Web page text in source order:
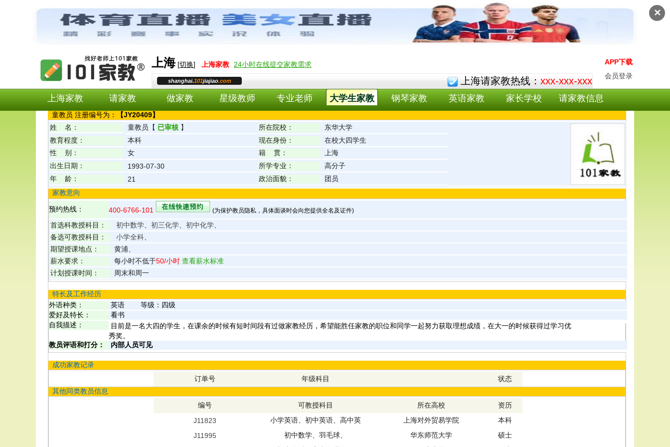
✕
上海[切换] 上海家教 24小时在线提交家教需求
shanghai.101jiajiao.com 上海请家教热线： xxx-xxx-xxx
APP下载
会员登录
上海家教 请家教 做家教 星级教师 专业老师 大学生家教 钢琴家教 英语家教 家长学校 请家教信息
童教员 注册编号为： 【JY20409】
姓 名：
童教员 【 已审核 】 所在院校：
东华大学
教育程度：
本科 现在身份：
在校大四学生
性 别：
女 籍 贯：
上海
出生日期：
1993-07-30 所学专业：
高分子
年 龄：
21 政治面貌：
团员
家教意向
预约热线： 400-6766-101 (为保护教员隐私，具体面谈时会向您提供全名及证件)
首选科教授科目： 初中数学 初三化学 初中化学
备选可教授科目：
小学全科
期望授课地点：
黄浦、
薪水要求：
每小时不低于50/小时 查看薪水标准
计划授课时间：
周末和周一
特长及工作经历
外语种类：
英语 等级： 四级
爱好及特长：
看书
自我描述：
目前是一名大四的学生，在课余的时候有短时间段有过做家教经历，希望能胜任家教的职位和同学一起努力获取理想成绩，在大一的时候获得过学习优
秀奖。
教员评语和打分：
内部人员可见
成功家教记录
订单号
年级科目
状态
其他同类教员信息
编号
可教授科目 所在高校
资历
J11823
小学英语、初中英语、高中英 上海对外贸易学院
本科
J11995
初中数学、羽毛球、 华东师范大学
硕士